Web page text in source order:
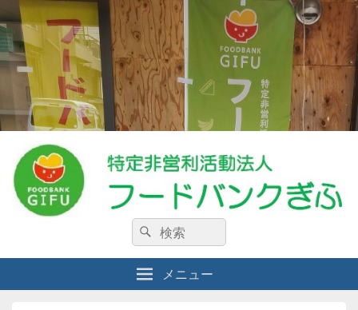
特定非営利活動法人フードバンクぎ
ふ
私たちは、生活に困窮している人々・食料を必要としている人々を支援する
NPO法人です。
検
索:
検
索
メニュー